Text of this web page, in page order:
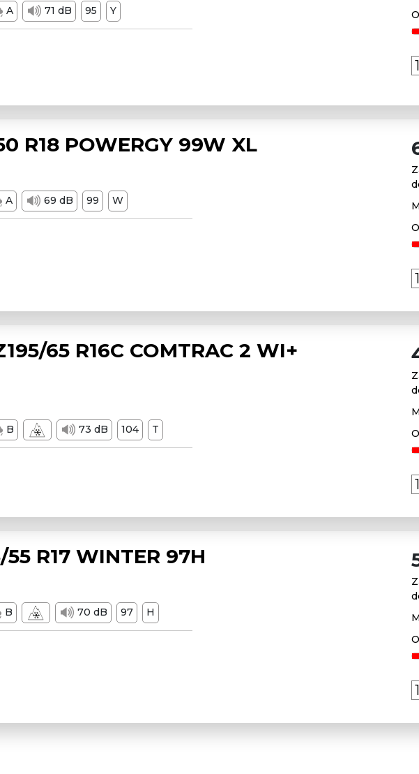
A 71 dB 95 Y
R18 POWERGY 99W XL
A 69 dB 99 W
65 R16C COMTRAC 2 WI+
B 73 dB 104 T
R17 WINTER 97H
B 70 dB 97 H